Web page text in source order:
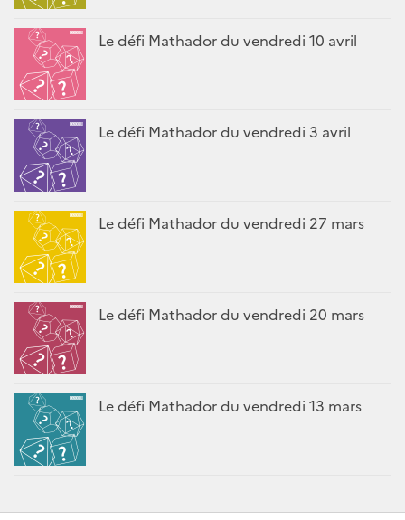
Le défi Mathador du vendredi 10 avril
Le défi Mathador du vendredi 3 avril
Le défi Mathador du vendredi 27 mars
Le défi Mathador du vendredi 20 mars
Le défi Mathador du vendredi 13 mars